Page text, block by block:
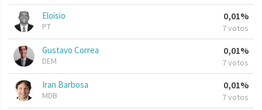
Eloisio
PT
0,01%
7 votos
Gustavo Correa
DEM
0,01%
7 votos
Iran Barbosa
MDB
0,01%
7 votos